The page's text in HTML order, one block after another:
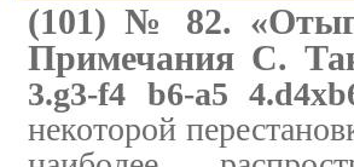
(101) № 82.
Примечания С.
3.g3-f4 b6-a5
некоторой